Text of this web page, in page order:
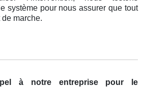
système pour nous assurer que tout
marche.
à notre entreprise pour le